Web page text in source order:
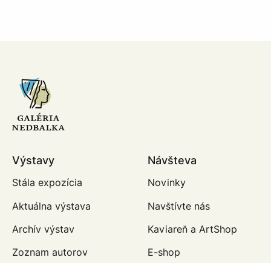
Výstavy
Stála expozícia
Aktuálna výstava
Archív výstav
Zoznam autorov
Návšteva
Novinky
Navštívte nás
Kaviareň a ArtShop
E-shop